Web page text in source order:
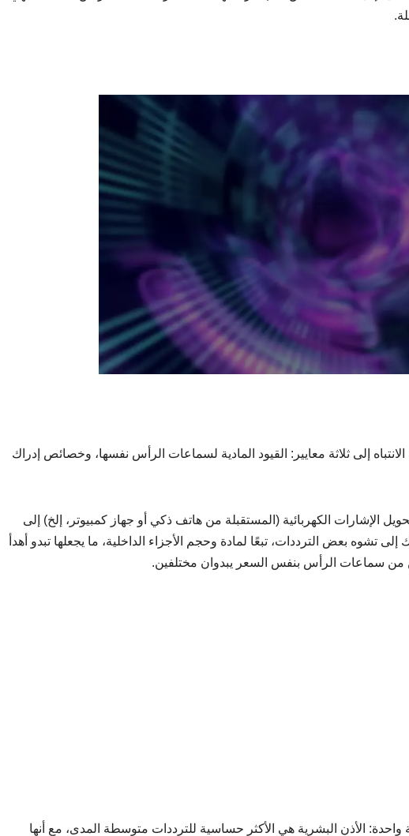
إلى ثلاثة معايير: القيود المادية لسماعات الرأس نفسها، وخصائص إدراك
الإشارات الكهربائية (المستقبلة من هاتف ذكي أو جهاز كمبيوتر، إلخ) إلى
تشوه بعض الترددات، تبعًا لمادة وحجم الأجزاء الداخلية، ما يجعلها تبدو أهدأ
من سماعات الرأس بنفس السعر يبدوان مختلفين.
واحدة: الأذن البشرية هي الأكثر حساسية للترددات متوسطة المدى، مع أنها